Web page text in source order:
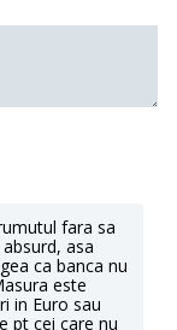
fara sa
asa
ca banca nu
este
in Euro sau
pt cei care nu